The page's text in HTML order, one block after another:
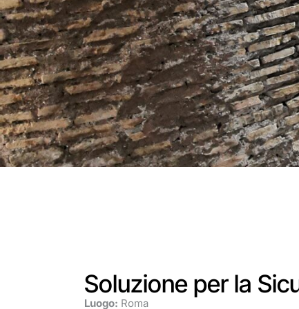
Soluzione per la
Luogo: Roma